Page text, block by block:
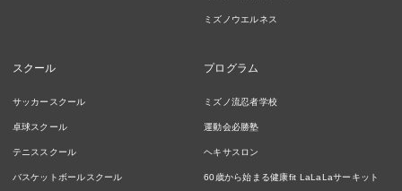
ミズノウエルネス
スクール
サッカースクール
卓球スクール
テニススクール
バスケットボールスクール
プログラム
ミズノ流忍者学校
運動会必勝塾
ヘキサスロン
60歳から始まる健康fit LaLaLaサーキット